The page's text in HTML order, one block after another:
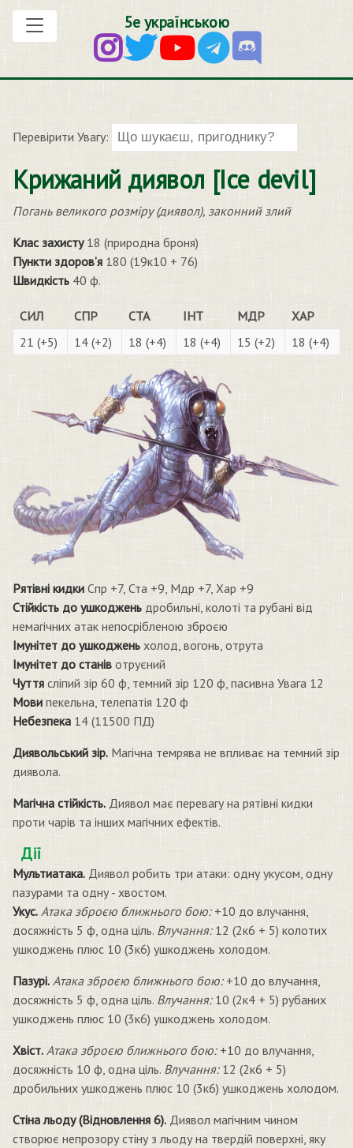
5е українською
Перевірити Увагу:
Крижаний диявол [Ice devil]
Погань великого розміру (диявол), законний злий
Клас захисту18 (природна броня)
Пункти здоров’я 180 (19к10 + 76)
Швидкість 40 ф.
СИЛ СПР СТА ІНТ МДР
ХАР
21 (+5)
14 (+2) 18 (+4) 18 (+4) 15 (+2) 18 (+4)
Рятівні кидки Спр +7, Ста +9, Мдр +7, Хар +9
Стійкість до ушкоджень дробильні, колоті та рубані від
немагічних атак непосрібленою зброєю
Імунітет до ушкоджень холод, вогонь, отрута
Імунітет до станів отруєний
Чуття сліпий зір 60 ф, темний зір 120 ф, пасивна Увага 12
Мови пекельна, телепатія 120 ф
Небезпека 14 (11500 ПД)
Диявольський зір. Магічна темрява не впливає на темний зір
диявола.
Магічна стійкість. Диявол має перевагу на рятівні кидки
проти чарів та інших магічних ефектів.
Дії
Мультиатака. Диявол робить три атаки: одну укусом, одну
пазурами та одну - хвостом.
Укус. Атака зброєю ближнього бою:+10 до влучання,
досяжність 5 ф, одна ціль. Влучання:12 (2к6 + 5) колотих
ушкоджень плюс 10 (3к6) ушкоджень холодом.
Пазурі. Атака зброєю ближнього бою:+10 до влучання,
досяжність 5 ф, одна ціль. Влучання:10 (2к4 + 5) рубаних
ушкоджень плюс 10 (3к6) ушкоджень холодом.
Хвіст. Атака зброєю ближнього бою:+10 до влучання,
досяжність 10 ф, одна ціль. Влучання:12 (2к6 + 5)
дробильних ушкоджень плюс 10 (3к6) ушкоджень холодом.
Стіна льоду (Відновлення 6). Диявол магічним чином
створює непрозору стіну з льоду на твердій поверхні, яку